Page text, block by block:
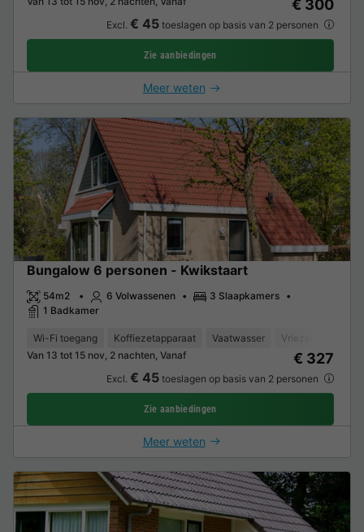
€ 300
Excl. € 45toeslagen op basis van 2 personen
Zie aanbiedingen
Meer weten
Bungalow 6 personen - Kwikstaart
54m2 6 Volwassenen
3 Slaapkamers
1 Badkamer
Wi-Fi toegang Koffiezetapparaat Vaatwasser Vriezer
Van 13 tot 15 nov, 2 nachten, Vanaf
€ 327
Excl. € 45toeslagen op basis van 2 personen
Zie aanbiedingen
Meer weten